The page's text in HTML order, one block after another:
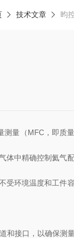
技术文章 昀
量（MFC，即质
体中精确控制氦气
受环境温度和工件
和接口，以确保测量